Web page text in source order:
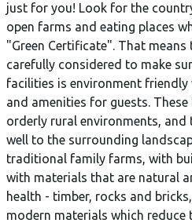
just for you! Look for the
open farms and eating places
"Green Certificate". That means
carefully considered to make
facilities is environment
and amenities for guests.
orderly rural environments, and
well to the surrounding
traditional family farms, with
with materials that are natural
health - timber, rocks and
modern materials which reduce